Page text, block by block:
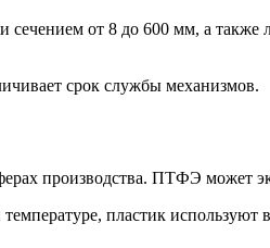
от 8 до 600 мм, а также
срок службы механизмов.
производства. ПТФЭ может
пластик